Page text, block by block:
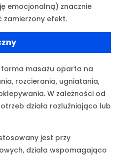
emocjonalną) znacznie
efekt.
masażu oparta na
rozcierania, ugniatania,
W zależności od
działa rozluźniająco lub
jest przy
działa wspomagająco